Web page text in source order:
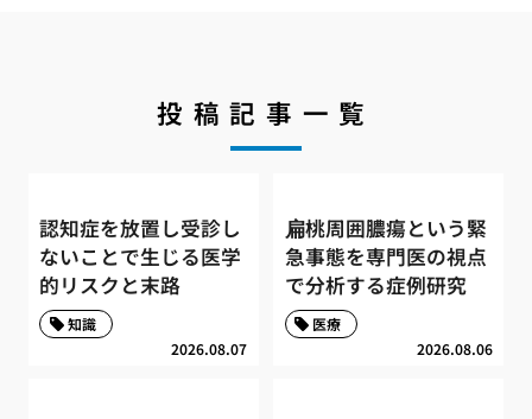
投稿記事一覧
認知症を放置し受診し
ないことで生じる医学
的リスクと末路
2026.08.07
知識
扁桃周囲膿瘍という緊
急事態を専門医の視点
で分析する症例研究
2026.08.06
医療